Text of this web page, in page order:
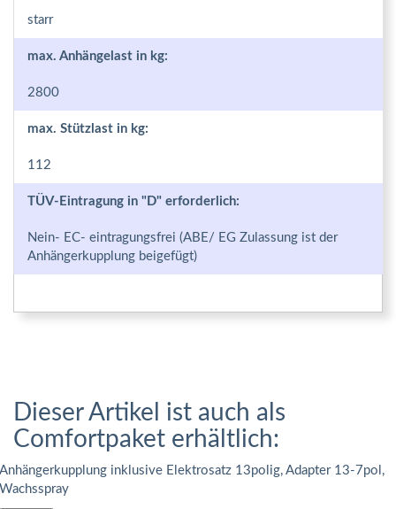
starr
max. Anhängelast in kg:
2800
max. Stützlast in kg:
112
TÜV-Eintragung in "D" erforderlich:
Nein- EC- eintragungsfrei (ABE/ EG Zulassung ist der
Anhängerkupplung beigefügt)
Dieser Artikel ist auch als
Comfortpaket erhältlich:
Anhängerkupplung inklusive Elektrosatz 13polig, Adapter 13-7pol,
Wachsspray